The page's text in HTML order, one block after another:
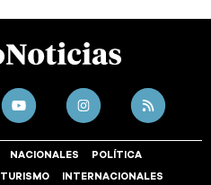
NACIONALES POLÍTICA
TURISMO INTERNACIONALES